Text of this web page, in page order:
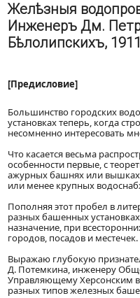
Желѣзныя
Инженеръ Дм.
Бѣлолипскихъ,
[Предисловие]
Большинство городских
установках теперь, когда
несомненно интересовать
Что касается весьма
особенности первые, с
ажурных башнях или
или менее крупных
Пополняя этот пробел в
разных башенных
назначение, при
городов, посадов и местечек.
Выражаю глубокую
Д. Потемкина, инженеру
Управляющему Херсонским
разных типов железных